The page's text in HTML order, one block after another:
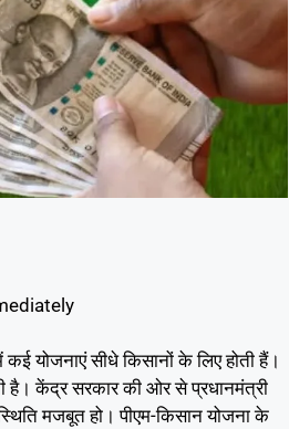
योजनाएं सीधे किसानों के लिए होती हैं।
है। केंद्र सरकार की ओर से प्रधानमंत्री
मजबूत हो। पीएम-किसान योजना के